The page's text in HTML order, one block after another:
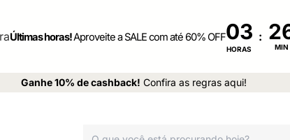
Últimas horas!Aproveite a SALE com até 60% OFF03
HORAS
:
MIN
Ganhe 10% de cashback! Confira as regras aqui!